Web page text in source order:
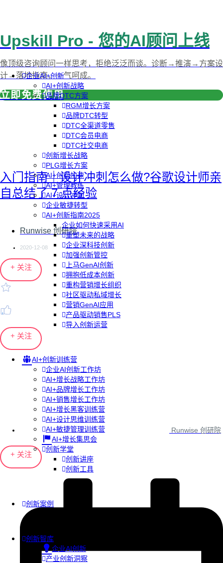
企业AI+创新
AI+创新战略
品牌DTC方案
RGM增长方案
品牌DTC转型
DTC全渠道零售
DTC会员电商
DTC社交电商
创新增长战略
PLG增长方案
AI+创新加速
AI+管理教练
AI+设计冲刺
企业敏捷转型
AI+创新指南2025
企业如何快速采用AI
重塑未来的战略
企业深科技创新
加强创新管控
上马GenAI创新
拥抱低成本创新
重构营销增长组织
社区驱动私域增长
营销GenAI应用
产品驱动销售PLS
导入创新运营
AI+创新训练营
企业AI创新工作坊
AI+增长战略工作坊
AI+品牌增长工作坊
AI+销售增长工作坊
AI+增长黑客训练营
AI+设计思维训练营
AI+敏捷管理训练营
AI+增长集思会
创新学堂
创新讲座
创新工具
创新案例
创新智库
企业AI创新
产业创新洞察
Upskill Pro - 您的AI顾问上线
像顶级咨询顾问一样思考，拒绝泛泛而谈。诊断→推演→方案设
计→落地指南，一气呵成。
立即免费使用
入门指南｜设计冲刺怎么做?谷歌设计师亲
自总结了 7 点经验
Runwise 创研院
2020-12-08
+ 关注
+ 关注
Runwise 创研院
+ 关注